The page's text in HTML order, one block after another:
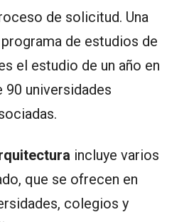
de solicitud. Una
de estudios de
el estudio de un año en
90 universidades
incluye varios
que se ofrecen en
colegios y